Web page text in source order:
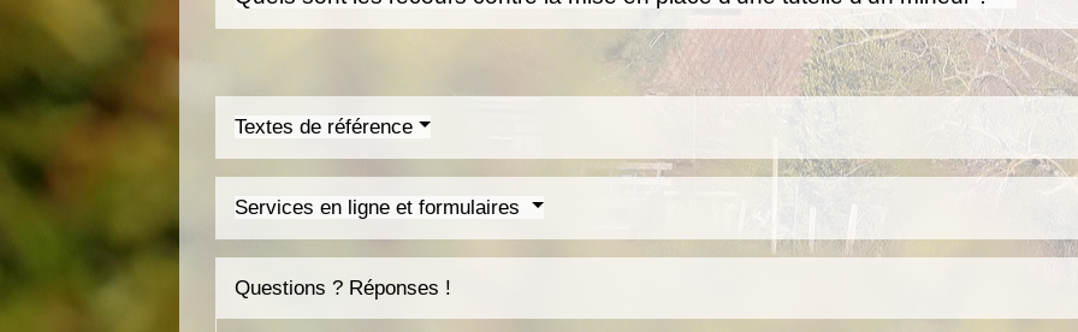
Textes de référence
Services en ligne et formulaires
Questions ? Réponses !